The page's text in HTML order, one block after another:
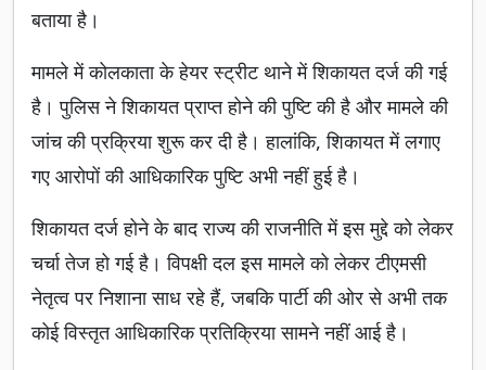
बताया है।
मामले में कोलकाता के हेयर स्ट्रीट थाने में शिकायत दर्ज की गई
है। पुलिस ने शिकायत प्राप्त होने की पुष्टि की है और मामले की
जांच की प्रक्रिया शुरू कर दी है। हालांकि, शिकायत में लगाए
गए आरोपों की आधिकारिक पुष्टि अभी नहीं हुई है।
शिकायत दर्ज होने के बाद राज्य की राजनीति में इस मुद्दे को लेकर
चर्चा तेज हो गई है। विपक्षी दल इस मामले को लेकर टीएमसी
नेतृत्व पर निशाना साध रहे हैं, जबकि पार्टी की ओर से अभी तक
कोई विस्तृत आधिकारिक प्रतिक्रिया सामने नहीं आई है।